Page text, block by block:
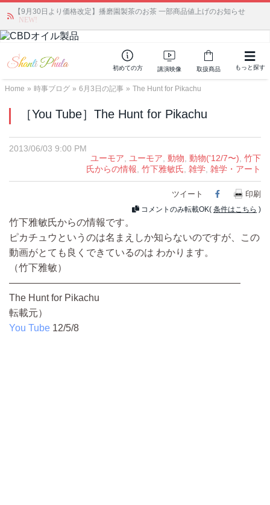
【9月30日より価格改定】播磨園製茶のお茶 一部商品値上げのお知らせ
NEW!
かつて愛されていた人気商品が復活！夏場に活躍するジェルクリーム「アク
アサーキュレーション」💖🏖️ 8月末までの購入でポイント還元も✨
初めての方 講演映像 取扱商品 もっと探す
Home » 時事ブログ » 6月3日の記事 » The Hunt for Pikachu
［You Tube］The Hunt for Pikachu
2013/06/03 9:00 PM
ユーモア
ユーモア 動物 動物('12/7〜) 竹下
氏からの情報 竹下雅敏氏 雑学 雑学・アート
ツイート Facebook
印刷
コメントのみ転載OK( 条件はこちら )
竹下雅敏氏からの情報です。
ピカチュウというのは名まえしか知らないのですが、この
動画がとても良くできているのは わかります。
（竹下雅敏）
————————————————————————
The Hunt for Pikachu
転載元）
You Tube 12/5/8